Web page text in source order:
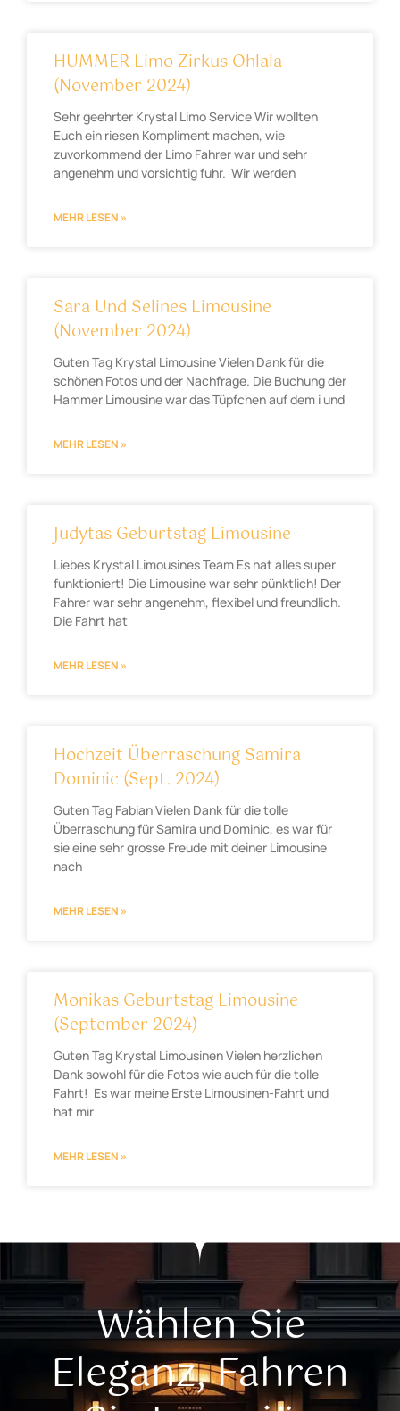
HUMMER Limo Zirkus Ohlala
(November 2024)
Sehr geehrter Krystal Limo Service Wir wollten
Euch ein riesen Kompliment machen, wie
zuvorkommend der Limo Fahrer war und sehr
angenehm und vorsichtig fuhr. Wir werden
MEHR LESEN »
Sara Und Selines Limousine
(November 2024)
Guten Tag Krystal Limousine Vielen Dank für die
schönen Fotos und der Nachfrage. Die Buchung der
Hammer Limousine war das Tüpfchen auf dem i und
MEHR LESEN »
Judytas Geburtstag Limousine
Liebes Krystal Limousines Team Es hat alles super
funktioniert! Die Limousine war sehr pünktlich! Der
Fahrer war sehr angenehm, flexibel und freundlich.
Die Fahrt hat
MEHR LESEN »
Hochzeit Überraschung Samira
Dominic (Sept. 2024)
Guten Tag Fabian Vielen Dank für die tolle
Überraschung für Samira und Dominic, es war für
sie eine sehr grosse Freude mit deiner Limousine
nach
MEHR LESEN »
Monikas Geburtstag Limousine
(September 2024)
Guten Tag Krystal Limousinen Vielen herzlichen
Dank sowohl für die Fotos wie auch für die tolle
Fahrt! Es war meine Erste Limousinen-Fahrt und
hat mir
MEHR LESEN »
Wählen Sie
Eleganz, Fahren